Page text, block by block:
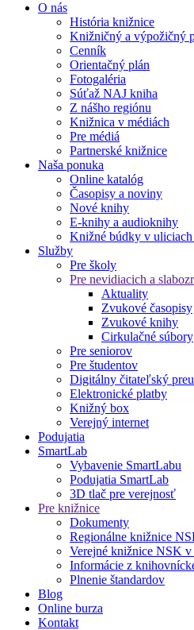
O nás
História knižnice
Knižničný a výpožičný
Cenník
Orientačný plán
Fotogaléria
Súťaž NAJ kniha
Z nášho regiónu
Knižnica v médiách
Pre médiá
Partnerské knižnice
Naša ponuka
Online katalóg
Časopisy a noviny
Nové knihy
E-knihy a audioknihy
Knižné búdky v
Služby
Pre školy
Pre nevidiacich a
Aktuality
Zvukové časopisy
Zvukové knihy
Cirkulačné súbory
Pre seniorov
Pre študentov
Digitálny čitateľský
Elektronické platby
Knižný box
Verejný internet
Podujatia
SmartLab
Vybavenie SmartLabu
Podujatia SmartLab
3D tlač pre verejnosť
Pre knižnice
Dokumenty
Regionálne knižnice
Verejné knižnice NSK v
Informácie z
Plnenie štandardov
Blog
Online burza
Kontakt